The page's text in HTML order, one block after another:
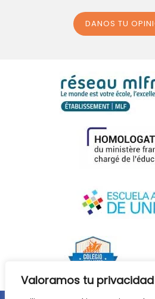
Valoramos tu privacidad
DANOS TU